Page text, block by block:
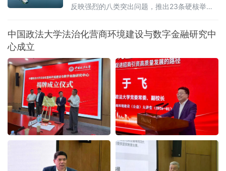
反映强烈的八类突出问题，推出23条硬核举
向全省营商环境的堵点痛点发起集中攻坚。精
准聚焦：八大领域，靶向施策与以往温和表述
中国政法大学法治化营商环境建设与数字金融研究中
心成立